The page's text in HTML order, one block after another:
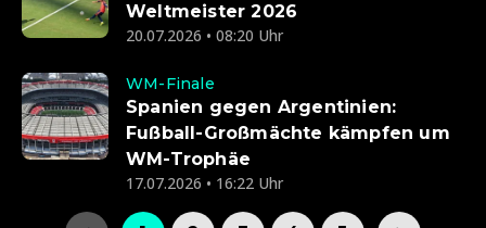
Weltmeister 2026
20.07.2026 • 08:20 Uhr
WM-Finale
Spanien gegen Argentinien:
Fußball-Großmächte kämpfen um
WM-Trophäe
17.07.2026 • 16:22 Uhr